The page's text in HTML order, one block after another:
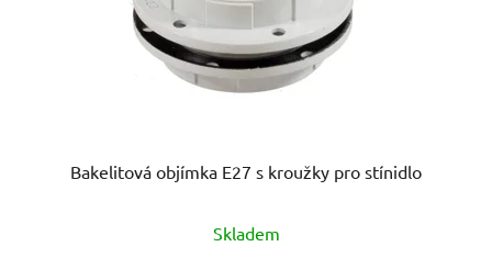
Bakelitová objímka E27 s kroužky pro stínidlo
Skladem